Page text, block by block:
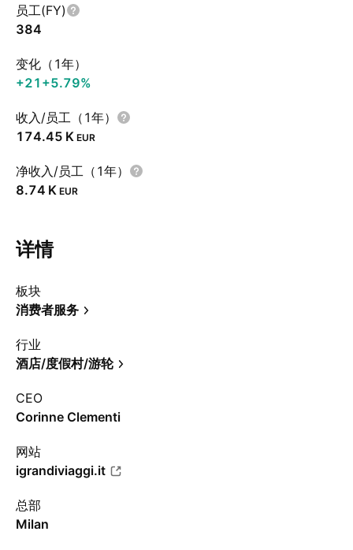
员工(FY)
384
变化（1年）
+21 +5.79%
收入/员工（1年）
‪174.45 K‬ EUR
净收入/员工（1年）
‪8.74 K‬ EUR
详情
板块
消费者服务
行业
酒店/度假村/游轮
CEO
Corinne Clementi
网站
igrandiviaggi.it
总部
Milan